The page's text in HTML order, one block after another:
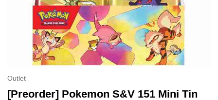
Outlet
[Preorder] Pokemon S&V 151 Mini Tin